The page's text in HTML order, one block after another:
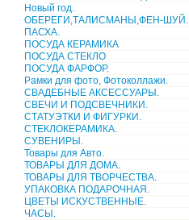
Новый год.
ОБЕРЕГИ,ТАЛИСМАНЫ,ФЕН-ШУЙ.
ПАСХА.
ПОСУДА КЕРАМИКА
ПОСУДА СТЕКЛО
ПОСУДА ФАРФОР.
Рамки для фото, Фотоколлажи.
СВАДЕБНЫЕ АКСЕССУАРЫ.
СВЕЧИ И ПОДСВЕЧНИКИ.
СТАТУЭТКИ И ФИГУРКИ.
СТЕКЛОКЕРАМИКА.
СУВЕНИРЫ.
Товары для Авто.
ТОВАРЫ ДЛЯ ДОМА.
ТОВАРЫ ДЛЯ ТВОРЧЕСТВА.
УПАКОВКА ПОДАРОЧНАЯ.
ЦВЕТЫ ИСКУСТВЕННЫЕ.
ЧАСЫ.